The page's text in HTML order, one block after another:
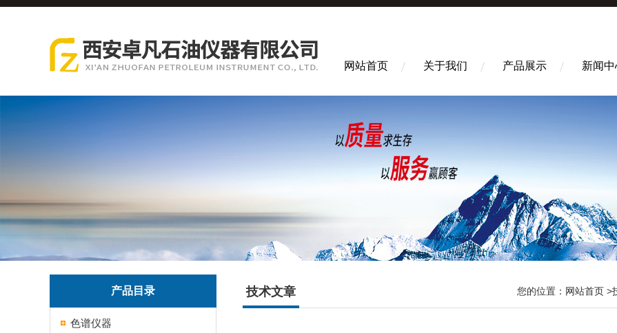
网站首页 关于我们 产品展示 新闻中
产品目录
色谱仪器
技术文章 您的位置： 网站首页 >